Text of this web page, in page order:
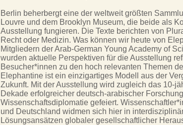
Berlin beherbergt eine der weltweit größten
Louvre und dem Brooklyn Museum, die beide als
Ausstellung fungieren. Die Texte berichten von
Recht oder Medizin. Was können wir heute von
Mitgliedern der Arab-German Young Academy of
wurden aktuelle Perspektiven für die Ausstellung
Besucher*innen zu den hoch relevanten Themen
Elephantine ist ein einzigartiges Modell aus der
Zukunft. Mit der Ausstellung wird zugleich das 10-
Dekade erfolgreicher deutsch-arabischer
Wissenschaftsdiplomatie gefeiert.
und Deutschland widmen sich hier in
Lösungsansätzen globaler gesellschaftlicher